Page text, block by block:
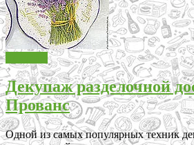
Декупаж разделочной
Прованс
Одной из самых популярных техник